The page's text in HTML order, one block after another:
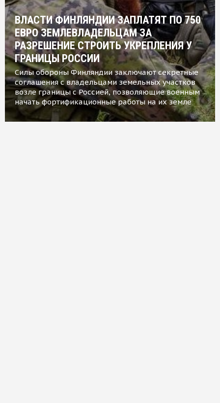
ВЛАСТИ ФИНЛЯНДИИ ЗАПЛАТЯТ ПО 750
ЕВРО ЗЕМЛЕВЛАДЕЛЬЦАМ ЗА
РАЗРЕШЕНИЕ СТРОИТЬ УКРЕПЛЕНИЯ У
ГРАНИЦЫ РОССИИ
Силы обороны Финляндии заключают секретные
соглашения с владельцами земельных участков
возле границы с Россией, позволяющие военным
начать фортификационные работы на их земле